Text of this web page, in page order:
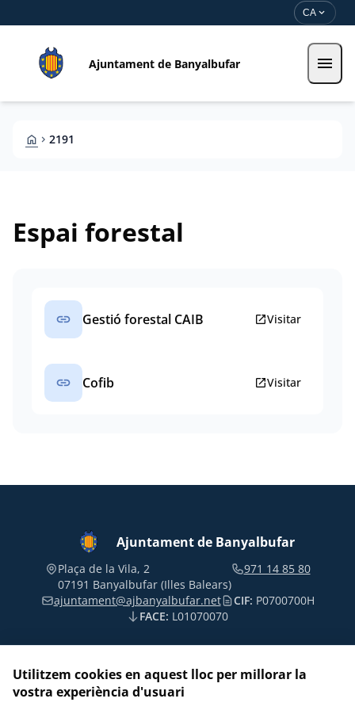
CA expand_more
Ajuntament de Banyalbufar menu
HOME CHEVRON_RIGHT 2191
Espai forestal
link Gestió forestal CAIB open_in_newVisitar
link Cofib open_in_newVisitar
Ajuntament de Banyalbufar
Plaça de la Vila, 2
07191 Banyalbufar (Illes Balears)
971 14 85 80
ajuntament@ajbanyalbufar.net CIF: P0700700H
FACE: L01070070
Segueix-nos a les xarxes socials
Utilitzem cookies en aquest lloc per millorar la
vostra experiència d'usuari